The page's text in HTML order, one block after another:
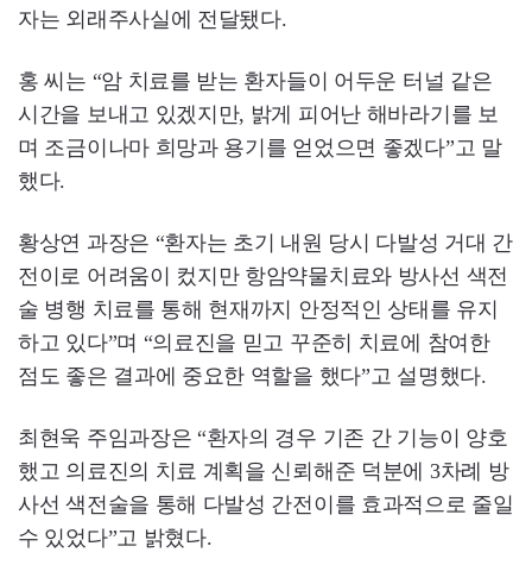
자는 외래주사실에 전달됐다.
홍 씨는 “암 치료를 받는 환자들이 어두운 터널 같은
시간을 보내고 있겠지만, 밝게 피어난 해바라기를 보
며 조금이나마 희망과 용기를 얻었으면 좋겠다”고 말
했다.
황상연 과장은 “환자는 초기 내원 당시 다발성 거대 간
전이로 어려움이 컸지만 항암약물치료와 방사선 색전
술 병행 치료를 통해 현재까지 안정적인 상태를 유지
하고 있다”며 “의료진을 믿고 꾸준히 치료에 참여한
점도 좋은 결과에 중요한 역할을 했다”고 설명했다.
최현욱 주임과장은 “환자의 경우 기존 간 기능이 양호
했고 의료진의 치료 계획을 신뢰해준 덕분에 3차례 방
사선 색전술을 통해 다발성 간전이를 효과적으로 줄일
수 있었다”고 밝혔다.